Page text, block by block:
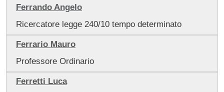
Ferrando Angelo
Ricercatore legge 240/10 tempo determinato
Ferrario Mauro
Professore Ordinario
Ferretti Luca